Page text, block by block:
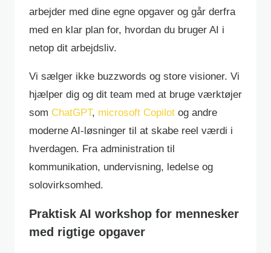
arbejder med dine egne opgaver og går derfra
med en klar plan for, hvordan du bruger AI i
netop dit arbejdsliv.
Vi sælger ikke buzzwords og store visioner. Vi
hjælper dig og dit team med at bruge værktøjer
som ChatGPT, microsoft Copilot og andre
moderne AI-løsninger til at skabe reel værdi i
hverdagen. Fra administration til
kommunikation, undervisning, ledelse og
solovirksomhed.
Praktisk AI workshop for mennesker
med rigtige opgaver